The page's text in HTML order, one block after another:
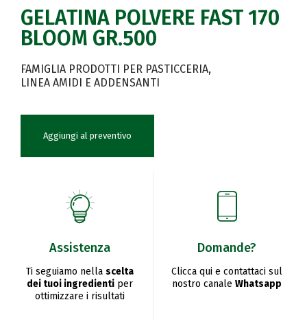
GELATINA POLVERE FAST 170
BLOOM GR.500
FAMIGLIA PRODOTTI PER PASTICCERIA
LINEA AMIDI E ADDENSANTI
Aggiungi al preventivo
Assistenza
Ti seguiamo nella scelta
dei tuoi ingredienti per
ottimizzare i risultati
Domande?
Clicca qui e contattaci sul
nostro canale Whatsapp